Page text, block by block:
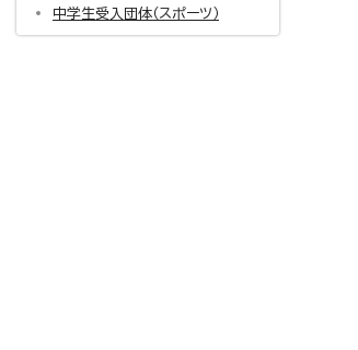
中学生受入団体（スポーツ）